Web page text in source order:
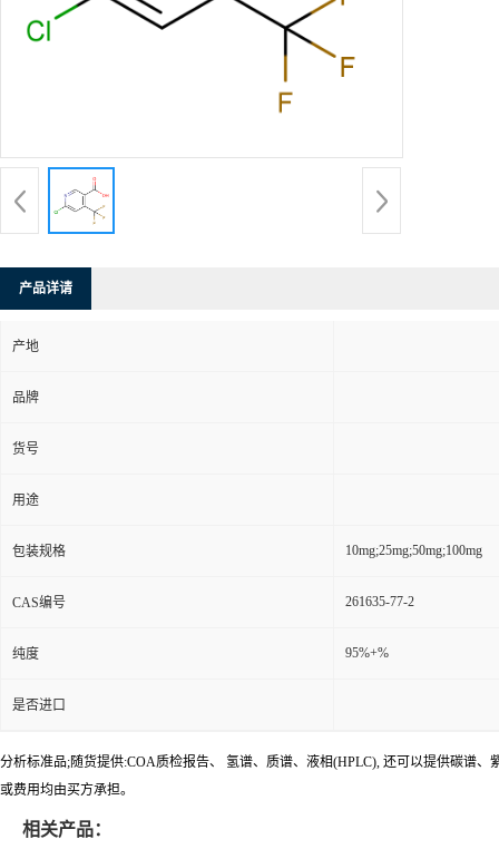
产品详请
产地
品牌
货号
用途
包装规格 10mg;25mg;50mg;100mg
CAS编号 261635-77-2
纯度 95%+%
是否进口
分析标准品;随货提供:COA质检报告、 氢谱、质谱、液相(HPLC), 还可以提供碳谱
或费用均由买方承担。
相关产品：